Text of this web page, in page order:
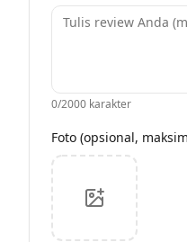
0/2000 karakter
Foto (opsional,